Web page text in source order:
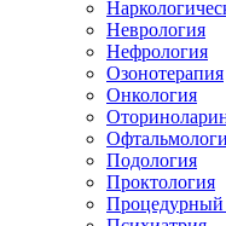
Неврология
Нефрология
Озонотерапия
Онкология
Подология
Проктология
Процедурный